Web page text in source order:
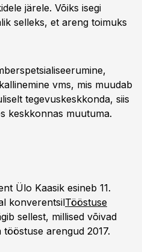
järele. Võiks isegi
selleks, et areng toimuks
vms, mis muudab
tegevuskeskkonda, siis
keskkonnas muutuma.
Ülo Kaasik esineb 11.
konverentsilTööstuse
sellest, millised võivad
tööstuse arengud 2017.